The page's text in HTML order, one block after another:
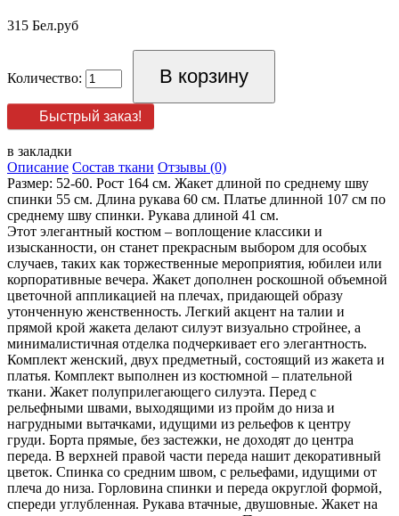
315 Бел.руб
Количество:
Быстрый заказ!
в закладки
Описание Состав ткани Отзывы (0)
Размер: 52-60. Рост 164 см. Жакет длиной по среднему шву
спинки 55 см. Длина рукава 60 см. Платье длинной 107 см по
среднему шву спинки. Рукава длиной 41 см.
Этот элегантный костюм – воплощение классики и
изысканности, он станет прекрасным выбором для особых
случаев, таких как торжественные мероприятия, юбилеи или
корпоративные вечера. Жакет дополнен роскошной объемной
цветочной аппликацией на плечах, придающей образу
утонченную женственность. Легкий акцент на талии и
прямой крой жакета делают силуэт визуально стройнее, а
минималистичная отделка подчеркивает его элегантность.
Комплект женский, двух предметный, состоящий из жакета и
платья. Комплект выполнен из костюмной – плательной
ткани. Жакет полуприлегающего силуэта. Перед с
рельефными швами, выходящими из пройм до низа и
нагрудными вытачками, идущими из рельефов к центру
груди. Борта прямые, без застежки, не доходят до центра
переда. В верхней правой части переда нашит декоративный
цветок. Спинка со средним швом, с рельефами, идущими от
плеча до низа. Горловина спинки и переда округлой формой,
спереди углубленная. Рукава втачные, двушовные. Жакет на